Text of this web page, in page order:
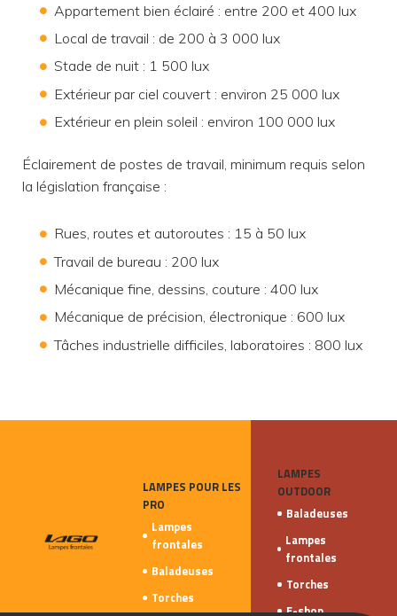
Appartement bien éclairé : entre 200 et 400 lux
Local de travail : de 200 à 3 000 lux
Stade de nuit : 1 500 lux
Extérieur par ciel couvert : environ 25 000 lux
Extérieur en plein soleil : environ 100 000 lux
Éclairement de postes de travail, minimum requis selon
la législation française :
Rues, routes et autoroutes : 15 à 50 lux
Travail de bureau : 200 lux
Mécanique fine, dessins, couture : 400 lux
Mécanique de précision, électronique : 600 lux
Tâches industrielle difficiles, laboratoires : 800 lux
LAMPES POUR LES
PRO
Lampes
frontales
Baladeuses
Torches
LAMPES
OUTDOOR
Baladeuses
Lampes
frontales
Torches
E-shop